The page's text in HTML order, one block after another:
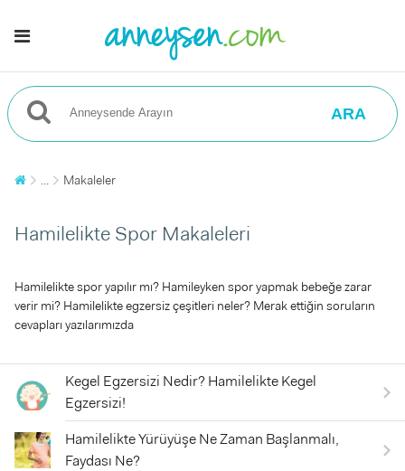
ARA
... Makaleler
Hamilelikte Spor Makaleleri
Hamilelikte spor yapılır mı? Hamileyken spor yapmak bebeğe zarar
verir mi? Hamilelikte egzersiz çeşitleri neler? Merak ettiğin soruların
cevapları yazılarımızda
Kegel Egzersizi Nedir? Hamilelikte Kegel
Egzersizi!
Hamilelikte Yürüyüşe Ne Zaman Başlanmalı,
Faydası Ne?